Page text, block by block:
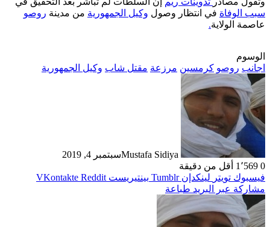
سبب الوفاة في انتظار وصول وكيل الجمهورية من مدينة روصو
عاصمة الولاية.
الوسوم
اجانب روصو كرمسين مرزعة مقتل شاب وكيل الجمهورية
Mustafa Sidiyaسبتمبر 4, 2019
0
أقل من دقيقة
فيسبوك تويتر لينكدإن بينتيريست
مشاركة عبر البريد طباعة